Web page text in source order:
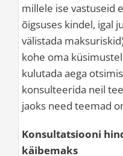
millele ise vastuseid
õigsuses kindel, igal
välistada
kohe oma
kulutada aega
konsulteerida neil
jaoks need teemad
Konsultatsiooni
käibemaks